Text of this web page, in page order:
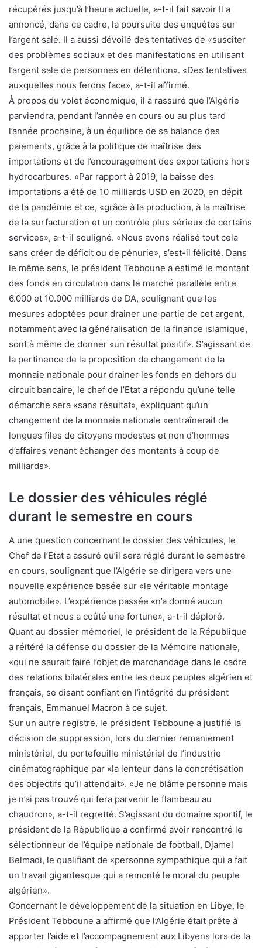
récupérés jusqu’à l’heure actuelle, a-t-il fait savoir Il a
annoncé, dans ce cadre, la poursuite des enquêtes sur
l’argent sale. Il a aussi dévoilé des tentatives de «susciter
des problèmes sociaux et des manifestations en utilisant
l’argent sale de personnes en détention». «Des tentatives
auxquelles nous ferons face», a-t-il affirmé.
À propos du volet économique, il a rassuré que l’Algérie
parviendra, pendant l’année en cours ou au plus tard
l’année prochaine, à un équilibre de sa balance des
paiements, grâce à la politique de maîtrise des
importations et de l’encouragement des exportations hors
hydrocarbures. «Par rapport à 2019, la baisse des
importations a été de 10 milliards USD en 2020, en dépit
de la pandémie et ce, «grâce à la production, à la maîtrise
de la surfacturation et un contrôle plus sérieux de certains
services», a-t-il souligné. «Nous avons réalisé tout cela
sans créer de déficit ou de pénurie», s’est-il félicité. Dans
le même sens, le président Tebboune a estimé le montant
des fonds en circulation dans le marché parallèle entre
6.000 et 10.000 milliards de DA, soulignant que les
mesures adoptées pour drainer une partie de cet argent,
notamment avec la généralisation de la finance islamique,
sont à même de donner «un résultat positif». S’agissant de
la pertinence de la proposition de changement de la
monnaie nationale pour drainer les fonds en dehors du
circuit bancaire, le chef de l’Etat a répondu qu’une telle
démarche sera «sans résultat», expliquant qu’un
changement de la monnaie nationale «entraînerait de
longues files de citoyens modestes et non d’hommes
d’affaires venant échanger des montants à coup de
milliards».
Le dossier des véhicules réglé
durant le semestre en cours
A une question concernant le dossier des véhicules, le
Chef de l’Etat a assuré qu’il sera réglé durant le semestre
en cours, soulignant que l’Algérie se dirigera vers une
nouvelle expérience basée sur «le véritable montage
automobile». L’expérience passée «n’a donné aucun
résultat et nous a coûté une fortune», a-t-il déploré.
Quant au dossier mémoriel, le président de la République
a réitéré la défense du dossier de la Mémoire nationale,
«qui ne saurait faire l’objet de marchandage dans le cadre
des relations bilatérales entre les deux peuples algérien et
français, se disant confiant en l’intégrité du président
français, Emmanuel Macron à ce sujet.
Sur un autre registre, le président Tebboune a justifié la
décision de suppression, lors du dernier remaniement
ministériel, du portefeuille ministériel de l’industrie
cinématographique par «la lenteur dans la concrétisation
des objectifs qu’il attendait». «Je ne blâme personne mais
je n’ai pas trouvé qui fera parvenir le flambeau au
chaudron», a-t-il regretté. S’agissant du domaine sportif, le
président de la République a confirmé avoir rencontré le
sélectionneur de l’équipe nationale de football, Djamel
Belmadi, le qualifiant de «personne sympathique qui a fait
un travail gigantesque qui a remonté le moral du peuple
algérien».
Concernant le développement de la situation en Libye, le
Président Tebboune a affirmé que l’Algérie était prête à
apporter l’aide et l’accompagnement aux Libyens lors de la